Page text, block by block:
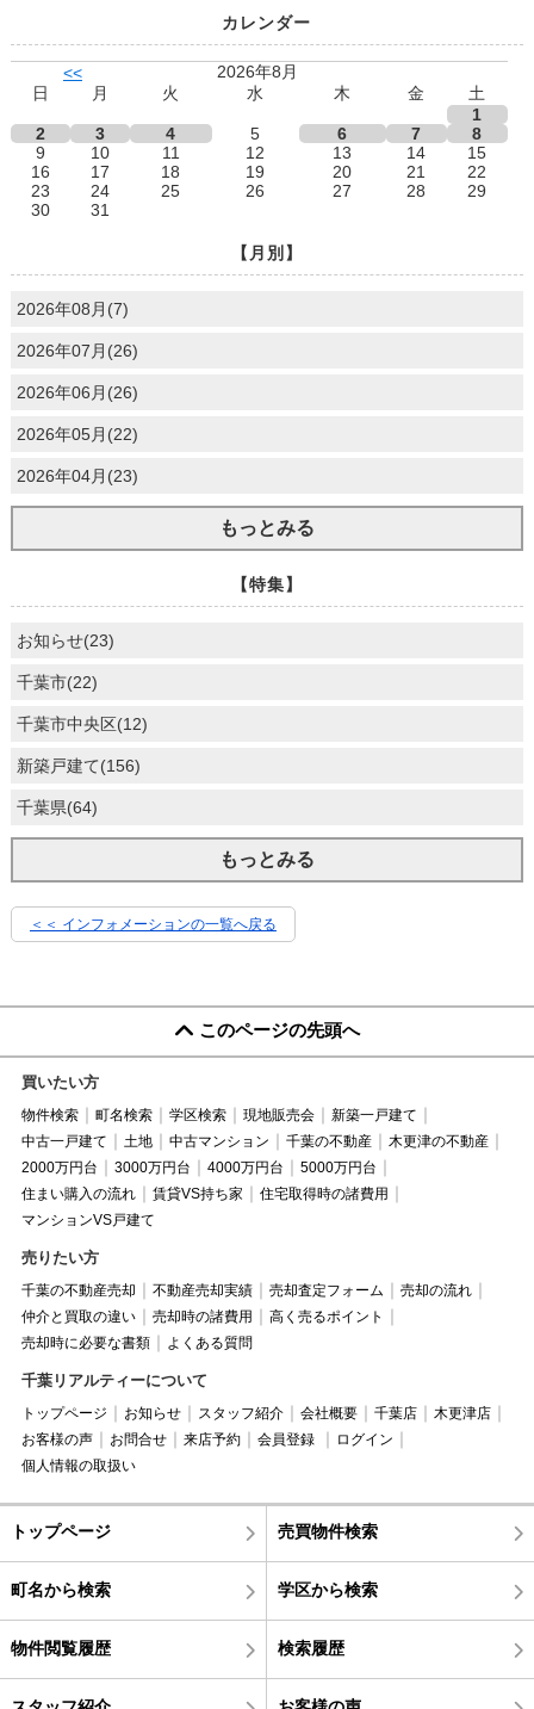
カレンダー
<<
2026年8月
日
月 火 水 木 金
土
1
2
3 4 5 6 7
8
9
10 11 12 13 14
15
16
17 18 19 20 21
22
23
24 25 26 27 28
29
30
31
【月別】
2026年08月(7)
2026年07月(26)
2026年06月(26)
2026年05月(22)
2026年04月(23)
もっとみる
【特集】
お知らせ(23)
千葉市(22)
千葉市中央区(12)
新築戸建て(156)
千葉県(64)
もっとみる
＜＜ インフォメーションの一覧へ戻る
このページの先頭へ
買いたい方
物件検索 町名検索 学区検索 現地販売会
新築一戸建て
中古一戸建て
土地 中古マンション 千葉の不動産
木更津の不動産
2000万円台
3000万円台 4000万円台
5000万円台
住まい購入の流れ
賃貸VS持ち家
住宅取得時の諸費用
マンションVS戸建て
売りたい方
千葉の不動産売却 不動産売却実績 売却査定フォーム
売却の流れ
仲介と買取の違い
売却時の諸費用
高く売るポイント
売却時に必要な書類
よくある質問
千葉リアルティーについて
トップページ お知らせ スタッフ紹介 会社概要 千葉店
木更津店
お客様の声
お問合せ 来店予約 会員登録
ログイン
個人情報の取扱い
トップページ 売買物件検索
町名から検索 学区から検索
物件閲覧履歴 検索履歴